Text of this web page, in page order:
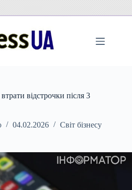
відстрочки після 3
04.02.2026 Світ бізнесу